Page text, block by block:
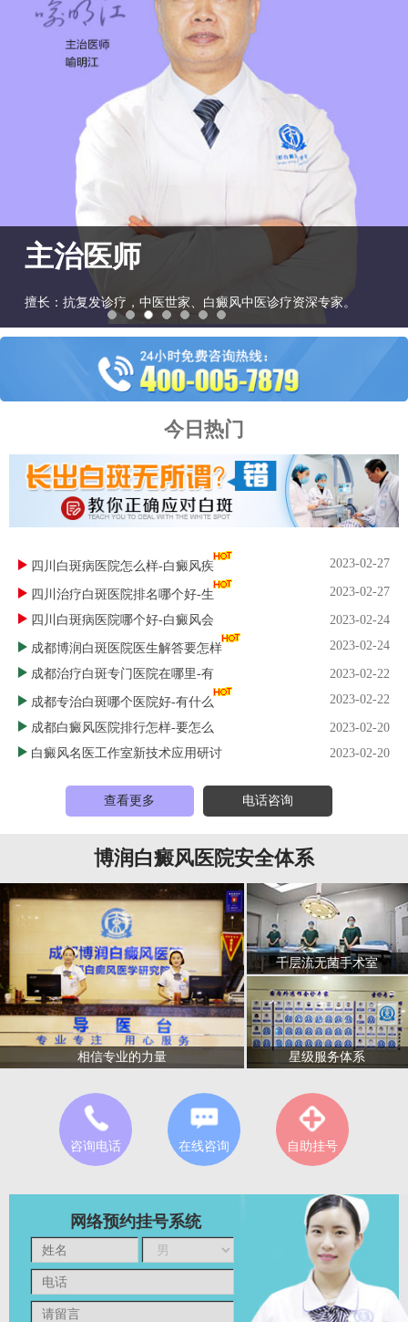
主治医师
擅长：抗复发诊疗，中医世家、白癜风中医诊疗资深专家。
今日热门
四川白斑病医院怎么样-白癜风疾 2023-02-27
四川治疗白斑医院排名哪个好-生 2023-02-27
四川白斑病医院哪个好-白癜风会 2023-02-24
成都博润白斑医院医生解答要怎样 2023-02-24
成都治疗白斑专门医院在哪里-有 2023-02-22
成都专治白斑哪个医院好-有什么 2023-02-22
成都白癜风医院排行怎样-要怎么
2023-02-20
白癜风名医工作室新技术应用研讨
2023-02-20
查看更多 电话咨询
博润白癜风医院安全体系
相信专业的力量
千层流无菌手术室
星级服务体系
咨询电话 在线咨询 自助挂号
网络预约挂号系统